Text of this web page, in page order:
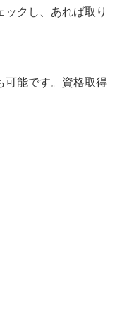
ックし、あれば取り
可能です。資格取得